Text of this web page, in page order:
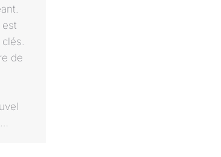
de